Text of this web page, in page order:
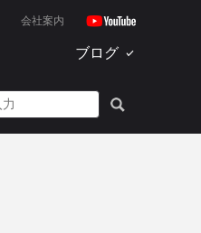
会社案内
ブログ